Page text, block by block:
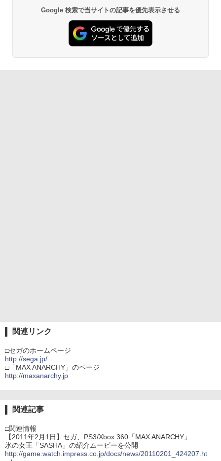
Google 検索で当サイトの記事を優先表示させる
関連リンク
□セガのホームページ
http://sega.jp/
□「MAX ANARCHY」のページ
http://maxanarchy.jp
関連記事
□関連情報
【2011年2月1日】セガ、PS3/Xbox 360「MAX ANARCHY」
氷の女王「SASHA」の紹介ムービーを公開
http://game.watch.impress.co.jp/docs/news/20110201_424207.ht